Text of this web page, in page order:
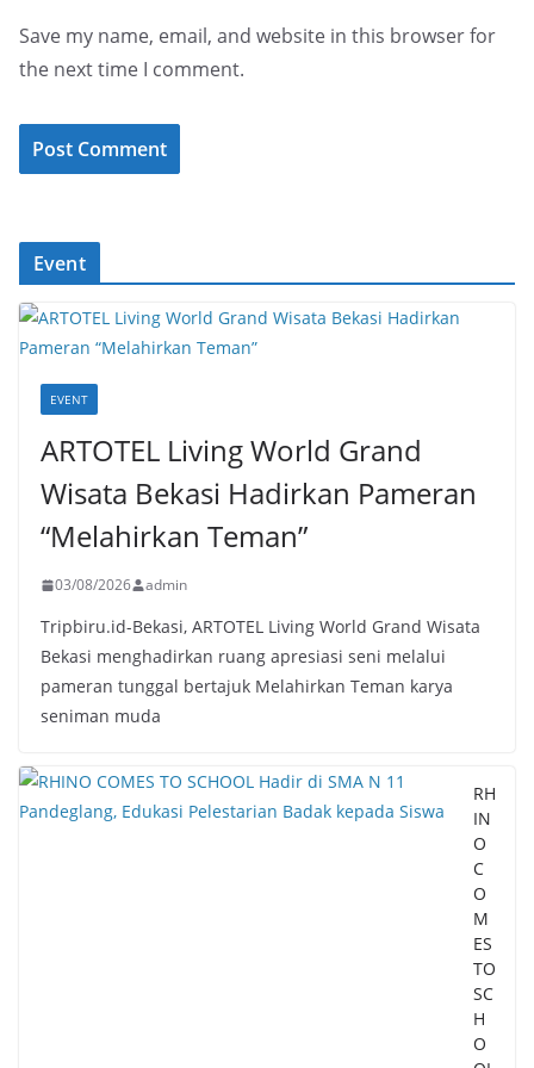
Save my name, email, and website in this browser for
the next time I comment.
Event
EVENT
ARTOTEL Living World Grand
Wisata Bekasi Hadirkan Pameran
“Melahirkan Teman”
03/08/2026 admin
Tripbiru.id-Bekasi, ARTOTEL Living World Grand Wisata
Bekasi menghadirkan ruang apresiasi seni melalui
pameran tunggal bertajuk Melahirkan Teman karya
seniman muda
RH
IN
O
C
O
M
ES
TO
SC
H
O